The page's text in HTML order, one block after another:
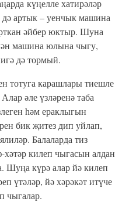
күңелле хатирәләр
артык – уенчык машина
әйбер юктыр. Шуна
машина юлына чыгу,
дә тормый.
тотуга карашлары тиешле
әле үзләренә таба
һәм ераклыгын
бик җитез дип уйлап,
Балаларда тиз
килеп чыгасын алдан
Шуңа күрә алар йә килеп
үтәләр, йә хәрәкәт итүче
чыгалар.